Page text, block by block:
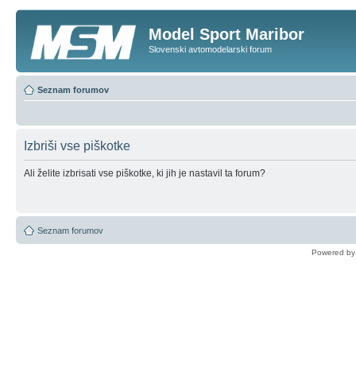
Model Sport Maribor
Slovenski avtomodelarski forum
Seznam forumov
Izbriši vse piškotke
Ali želite izbrisati vse piškotke, ki jih je nastavil ta forum?
Seznam forumov
Powered